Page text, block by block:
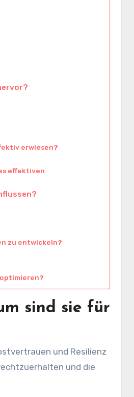
erwiesen?
effektiven
zu entwickeln?
sind sie für
und Resilienz
und die